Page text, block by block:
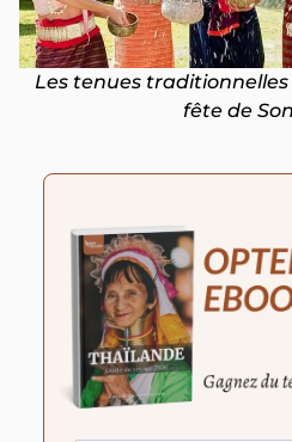
Les tenues
fête de